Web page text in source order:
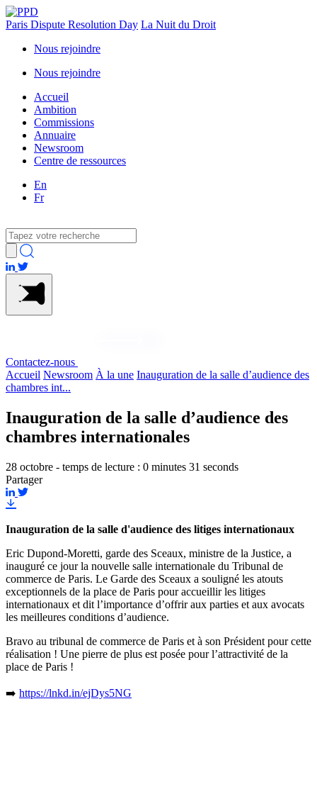
Paris Dispute Resolution Day La Nuit du Droit
Nous rejoindre
Nous rejoindre
Accueil
Ambition
Commissions
Annuaire
Newsroom
Centre de ressources
En
Fr
Contactez-nous
Accueil Newsroom À la une Inauguration de la salle d’audience des
chambres int...
Inauguration de la salle d’audience des
chambres internationales
28 octobre - temps de lecture : 0 minutes 31 seconds
Partager
Inauguration de la salle d'audience des litiges internationaux
Eric Dupond-Moretti, garde des Sceaux, ministre de la Justice, a
inauguré ce jour la nouvelle salle internationale du Tribunal de
commerce de Paris. Le Garde des Sceaux a souligné les atouts
exceptionnels de la place de Paris pour accueillir les litiges
internationaux et dit l’importance d’offrir aux parties et aux avocats
les meilleures conditions d’audience.
Bravo au tribunal de commerce de Paris et à son Président pour cette
réalisation ! Une pierre de plus est posée pour l’attractivité de la
place de Paris !
➡️ https://lnkd.in/ejDys5NG